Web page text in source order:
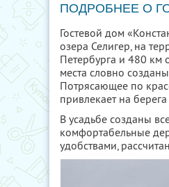
ПОДРОБНЕЕ О
Гостевой дом
озера Селигер, на
Петербурга и 480 км
места словно
Потрясающее по
привлекает на
В усадьбе созданы
комфортабельные
удобствами,